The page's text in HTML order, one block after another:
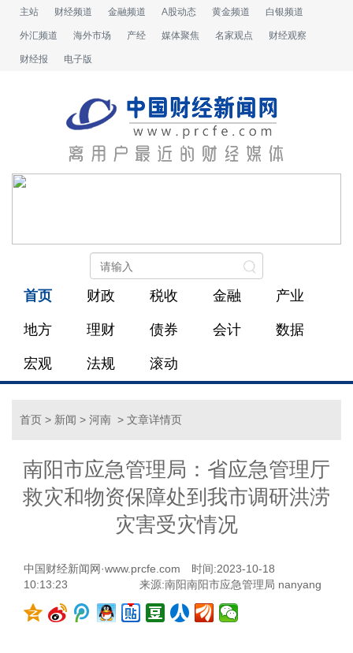
主站 财经频道 金融频道 A股动态 黄金频道 白银频道
外汇频道 海外市场 产经 媒体聚焦 名家观点 财经观察
财经报 电子版
首页 财政 税收 金融 产业
地方 理财 债券 会计 数据
宏观 法规 滚动
首页 > 新闻 > 河南 > 文章详情页
南阳市应急管理局：省应急管理厅
救灾和物资保障处到我市调研洪涝
灾害受灾情况
中国财经新闻网·www.prcfe.com
时间:2023-10-18
10:13:23
来源:南阳南阳市应急管理局 nanyang